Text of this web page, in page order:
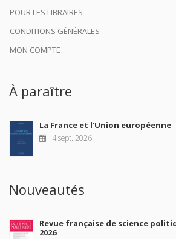
POUR LES LIBRAIRES
CONDITIONS GÉNÉRALES
MON COMPTE
À paraître
La France et l'Union européenne
4 sept. 2026
Nouveautés
Revue française de science
2026